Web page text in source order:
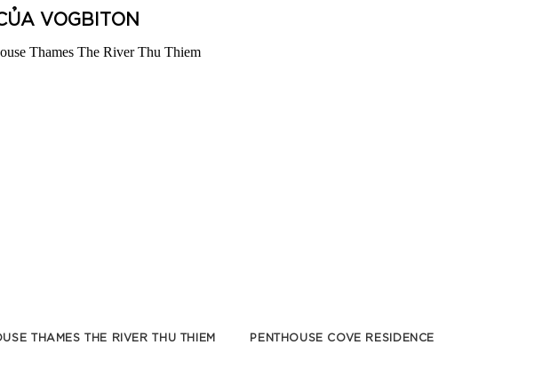
VOGBITON
THAMES THE RIVER THU THIEM PENTHOUSE COVE RESIDENCE